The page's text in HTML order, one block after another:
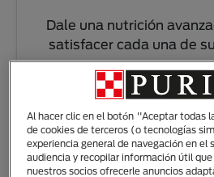
Dale una nutrición
satisfacer cada una de
CONOCE LA
Al hacer clic en el botón "Aceptar todas
de cookies de terceros (o tecnologías
experiencia general de navegación en el
audiencia y recopilar información útil
nuestros socios ofrecerle anuncios